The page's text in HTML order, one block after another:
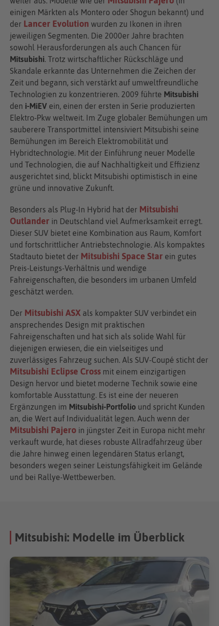
einigen Märkten als Montero oder Shogun bekannt) und
der Lancer Evolution wurden zu Ikonen in ihren
jeweiligen Segmenten. Die 2000er Jahre brachten
sowohl Herausforderungen als auch Chancen für
Mitsubishi . Trotz wirtschaftlicher Rückschläge und
Skandale erkannte das Unternehmen die Zeichen der
Zeit und begann, sich verstärkt auf umweltfreundliche
Technologien zu konzentrieren. 2009 führte Mitsubishi
den i-MiEV ein, einen der ersten in Serie produzierten
Elektro-Pkw weltweit. Im Zuge globaler Bemühungen um
sauberere Transportmittel intensiviert Mitsubishi seine
Bemühungen im Bereich Elektromobilität und
Hybridtechnologie. Mit der Einführung neuer Modelle
und Technologien, die auf Nachhaltigkeit und Effizienz
ausgerichtet sind, blickt Mitsubishi optimistisch in eine
grüne und innovative Zukunft.
Besonders als Plug-In Hybrid hat der Mitsubishi
Outlander in Deutschland viel Aufmerksamkeit erregt.
Dieser SUV bietet eine Kombination aus Raum, Komfort
und fortschrittlicher Antriebstechnologie. Als kompaktes
Stadtauto bietet der Mitsubishi Space Star ein gutes
Preis-Leistungs-Verhältnis und wendige
Fahreigenschaften, die besonders im urbanen Umfeld
geschätzt werden.
Der Mitsubishi ASX als kompakter SUV verbindet ein
ansprechendes Design mit praktischen
Fahreigenschaften und hat sich als solide Wahl für
diejenigen erwiesen, die ein vielseitiges und
zuverlässiges Fahrzeug suchen. Als SUV-Coupé sticht der
Mitsubishi Eclipse Cross mit einem einzigartigen
Design hervor und bietet moderne Technik sowie eine
komfortable Ausstattung. Es ist eine der neueren
Ergänzungen im Mitsubishi-Portfolio und spricht Kunden
an, die Wert auf Individualität legen. Auch wenn der
Mitsubishi Pajero in jüngster Zeit in Europa nicht mehr
verkauft wurde, hat dieses robuste Allradfahrzeug über
die Jahre hinweg einen legendären Status erlangt,
besonders wegen seiner Leistungsfähigkeit im Gelände
und bei Rallye-Wettbewerben.
Mitsubishi: Modelle im Überblick